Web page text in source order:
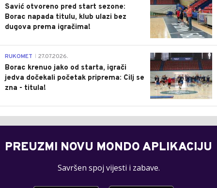
Savić otvoreno pred start sezone:
Borac napada titulu, klub ulazi bez
dugova prema igračima!
0
RUKOMET 27.07.2026.
Borac krenuo jako od starta, igrači
jedva dočekali početak priprema: Cilj se
zna - titula!
PREUZMI NOVU MONDO APLIKACIJU
Savršen spoj vijesti i zabave.